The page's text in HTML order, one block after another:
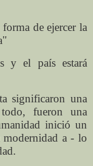
de ejercer la
y el país estará
significaron una
fueron una
inició un
modernidad a - lo